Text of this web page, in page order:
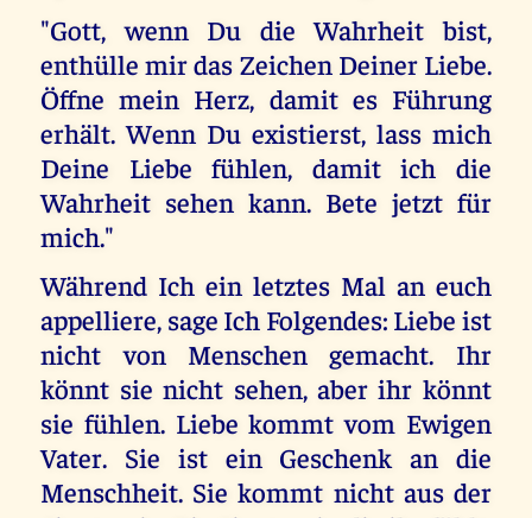
"Gott, wenn Du die Wahrheit bist,
enthülle mir das Zeichen Deiner Liebe.
Öffne mein Herz, damit es Führung
erhält. Wenn Du existierst, lass mich
Deine Liebe fühlen, damit ich die
Wahrheit sehen kann. Bete jetzt für
mich."
Während Ich ein letztes Mal an euch
appelliere, sage Ich Folgendes: Liebe ist
nicht von Menschen gemacht. Ihr
könnt sie nicht sehen, aber ihr könnt
sie fühlen. Liebe kommt vom Ewigen
Vater. Sie ist ein Geschenk an die
Menschheit. Sie kommt nicht aus der